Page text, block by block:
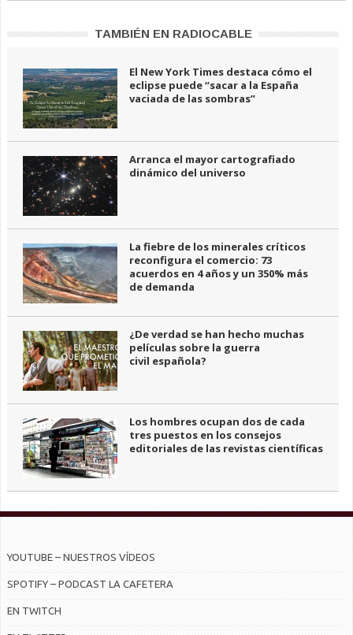
TAMBIÉN EN RADIOCABLE
El New York Times destaca cómo el
eclipse puede “sacar a la España
vaciada de las sombras”
Arranca el mayor cartografiado
dinámico del universo
La fiebre de los minerales críticos
reconfigura el comercio: 73
acuerdos en 4 años y un 350% más
de demanda
¿De verdad se han hecho muchas
películas sobre la guerra
civil española?
Los hombres ocupan dos de cada
tres puestos en los consejos
editoriales de las revistas científicas
YOUTUBE – NUESTROS VÍDEOS
SPOTIFY – PODCAST LA CAFETERA
EN TWITCH